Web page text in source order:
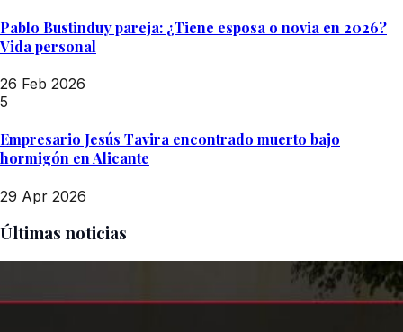
Pablo Bustinduy pareja: ¿Tiene esposa o novia en 2026?
Vida personal
26 Feb 2026
5
Empresario Jesús Tavira encontrado muerto bajo
hormigón en Alicante
29 Apr 2026
Últimas noticias